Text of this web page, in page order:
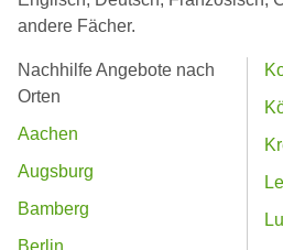
andere Fächer.
Nachhilfe Angebote nach
Orten
Aachen
Augsburg
Bamberg
Berlin